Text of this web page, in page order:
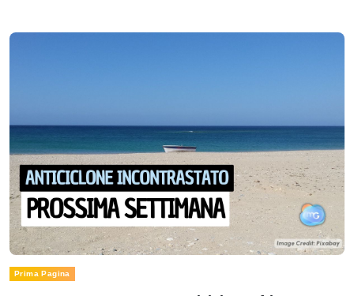
Prima Pagina